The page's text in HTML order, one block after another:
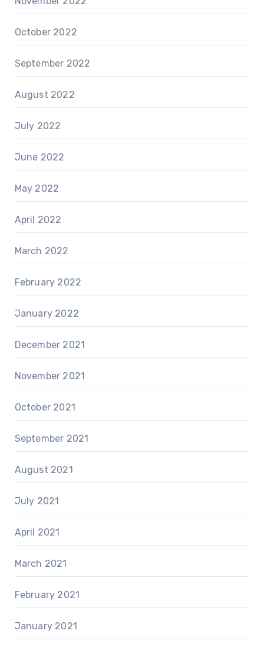
October 2022
September 2022
August 2022
July 2022
June 2022
May 2022
April 2022
March 2022
February 2022
January 2022
December 2021
November 2021
October 2021
September 2021
August 2021
July 2021
April 2021
March 2021
February 2021
January 2021